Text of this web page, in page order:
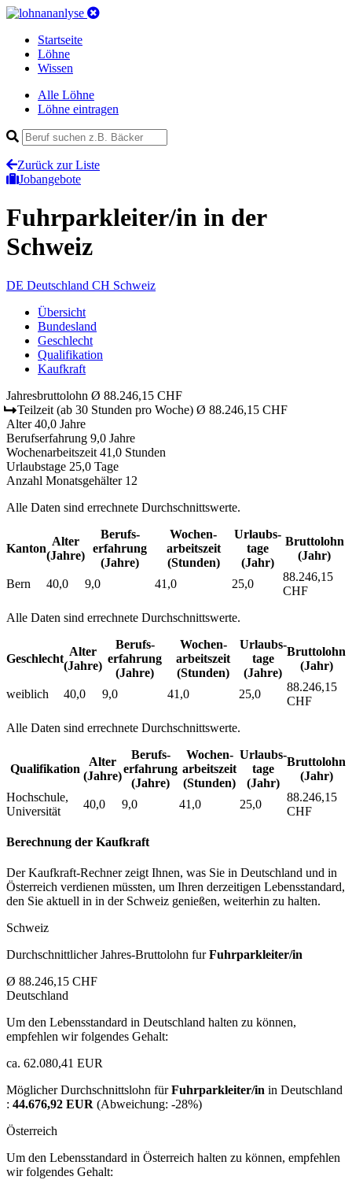
Startseite
Löhne
Wissen
Alle Löhne
Löhne eintragen
Zurück zur Liste
Jobangebote
Fuhrparkleiter/in in der
Schweiz
DE Deutschland CH Schweiz
Übersicht
Bundesland
Geschlecht
Qualifikation
Kaufkraft
Jahresbruttolohn Ø 88.246,15 CHF
Teilzeit (ab 30 Stunden pro Woche) Ø 88.246,15 CHF
Alter 40,0 Jahre
Berufserfahrung 9,0 Jahre
Wochenarbeitszeit 41,0 Stunden
Urlaubstage 25,0 Tage
Anzahl Monatsgehälter 12
Alle Daten sind errechnete Durchschnittswerte.
Kanton
Alter
(Jahre)
Berufs­
erfahrung
(Jahre)
Wochen­
arbeitszeit
(Stunden)
Urlaubs­
tage
(Jahr)
Bruttolohn
(Jahr)
Bern 40,0 9,0 41,0 25,0
88.246,15
CHF
Alle Daten sind errechnete Durchschnittswerte.
Geschlecht
Alter
(Jahre)
Berufs­
erfahrung
(Jahre)
Wochen­
arbeitszeit
(Stunden)
Urlaubs­
tage
(Jahre)
Bruttolohn
(Jahr)
weiblich 40,0 9,0 41,0 25,0
88.246,15
CHF
Alle Daten sind errechnete Durchschnittswerte.
Qualifikation
Alter
(Jahre)
Berufs­
erfahrung
(Jahre)
Wochen­
arbeitszeit
(Stunden)
Urlaubs­
tage
(Jahr)
Bruttolohn
(Jahr)
Hochschule,
Universität
40,0 9,0 41,0 25,0
88.246,15
CHF
Berechnung der Kaufkraft
Der Kaufkraft-Rechner zeigt Ihnen, was Sie in Deutschland und in
Österreich verdienen müssten, um Ihren derzeitigen Lebensstandard,
den Sie aktuell in in der Schweiz genießen, weiterhin zu halten.
Schweiz
Durchschnittlicher Jahres-Bruttolohn furFuhrparkleiter/in
Ø 88.246,15 CHF
Deutschland
Um den Lebensstandard in Deutschland halten zu können,
empfehlen wir folgendes Gehalt:
ca. 62.080,41 EUR
Möglicher Durchschnittslohn fürFuhrparkleiter/in in Deutschland
: 44.676,92 EUR (Abweichung: -28%)
Österreich
Um den Lebensstandard in Österreich halten zu können, empfehlen
wir folgendes Gehalt: